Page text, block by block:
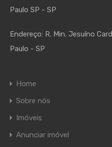
Paulo SP - SP
Endereço: R. Min. Jesuíno
Paulo - SP
Home
Sobre nós
Imóveis
Anunciar imóvel